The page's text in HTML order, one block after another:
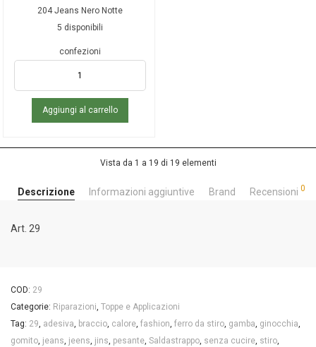
204 Jeans Nero Notte
5 disponibili
confezioni
Aggiungi al carrello
Vista da 1 a 19 di 19 elementi
Descrizione Informazioni aggiuntive Brand Recensioni 0
Art. 29
COD: 29
Categorie: Riparazioni, Toppe e Applicazioni
Tag: 29, adesiva, braccio, calore, fashion, ferro da stiro, gamba, ginocchia,
gomito, jeans, jeens, jins, pesante, Saldastrappo, senza cucire, stiro,